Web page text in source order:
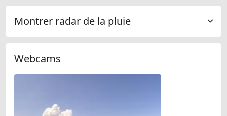
Montrer radar de la pluie
Webcams